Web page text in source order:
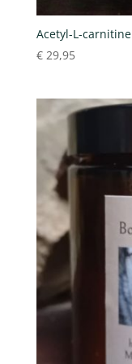
Acetyl-L-carnitine
€29,95